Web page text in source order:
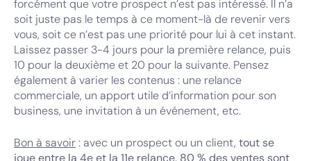
forcément que votre prospect n’est pas intéressé. Il n’a
soit juste pas le temps à ce moment-là de revenir vers
vous, soit ce n’est pas une priorité pour lui à cet instant.
Laissez passer 3-4 jours pour la première relance, puis
10 pour la deuxième et 20 pour la suivante. Pensez
également à varier les contenus : une relance
commerciale, un apport utile d’information pour son
business, une invitation à un événement, etc.
Bon à savoir: avec un prospect ou un client, tout se
joue entre la 4e et la 11e relance. 80 % des ventes sont